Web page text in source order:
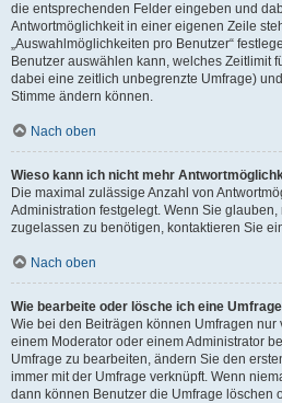
die entsprechenden Felder eingeben und
Antwortmöglichkeit in einer eigenen Zeile
„Auswahlmöglichkeiten pro Benutzer“
Benutzer auswählen kann, welches Zeitlimit
dabei eine zeitlich unbegrenzte Umfrage)
Stimme ändern können.
Nach oben
Wieso kann ich nicht mehr
Die maximal zulässige Anzahl von
Administration festgelegt. Wenn Sie
zugelassen zu benötigen, kontaktieren Sie
Nach oben
Wie bearbeite oder lösche ich eine
Wie bei den Beiträgen können Umfragen nur
einem Moderator oder einem Administrator
Umfrage zu bearbeiten, ändern Sie den
immer mit der Umfrage verknüpft. Wenn
dann können Benutzer die Umfrage löschen